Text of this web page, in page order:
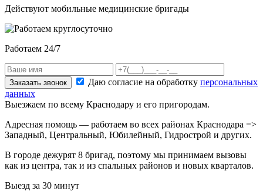
Действуют мобильные медицинские бригады
Работаем 24/7
Заказать звонок Даю согласие на обработку персональных
данных
Выезжаем по всему Краснодару и его пригородам.
Адресная помощь — работаем во всех районах Краснодара =>
Западный, Центральный, Юбилейный, Гидрострой и других.
В городе дежурят 8 бригад, поэтому мы принимаем вызовы
как из центра, так и из спальных районов и новых кварталов.
Выезд за 30 минут